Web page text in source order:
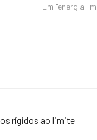
Em "energia
rígidos ao limite